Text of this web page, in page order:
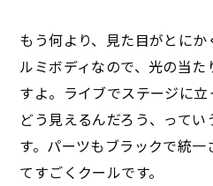
もう何より、見た目がとに
ルミボディなので、光の当
すよ。ライブでステージに
どう見えるんだろう、って
す。パーツもブラックで統
てすごくクールです。